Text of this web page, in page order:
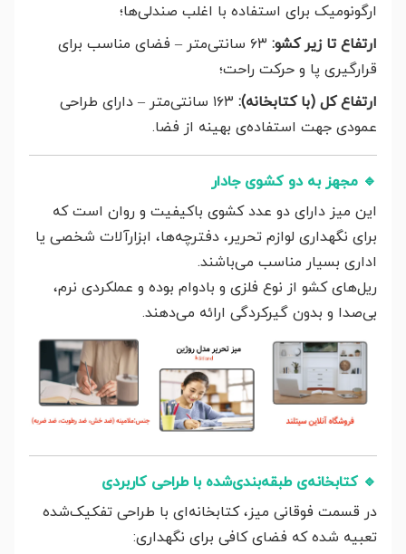
ارگونومیک برای استفاده با اغلب صندلی‌ها؛
ارتفاع تا زیر کشو:
۶۳ سانتی‌متر – فضای مناسب برای
قرارگیری پا و حرکت راحت؛
ارتفاع کل (با کتابخانه):
۱۶۳ سانتی‌متر – دارای طراحی
عمودی جهت استفاده‌ی بهینه از فضا.
🔹 مجهز به دو کشوی جادار
این میز دارای دو عدد کشوی باکیفیت و روان است که
برای نگهداری لوازم تحریر، دفترچه‌ها، ابزارآلات شخصی یا
اداری بسیار مناسب می‌باشند.
ریل‌های کشو از نوع فلزی و بادوام بوده و عملکردی نرم،
بی‌صدا و بدون گیرکردگی ارائه می‌دهند.
🔹 کتابخانه‌ی طبقه‌بندی‌شده با طراحی کاربردی
در قسمت فوقانی میز، کتابخانه‌ای با طراحی تفکیک‌شده
تعبیه شده که فضای کافی برای نگهداری: